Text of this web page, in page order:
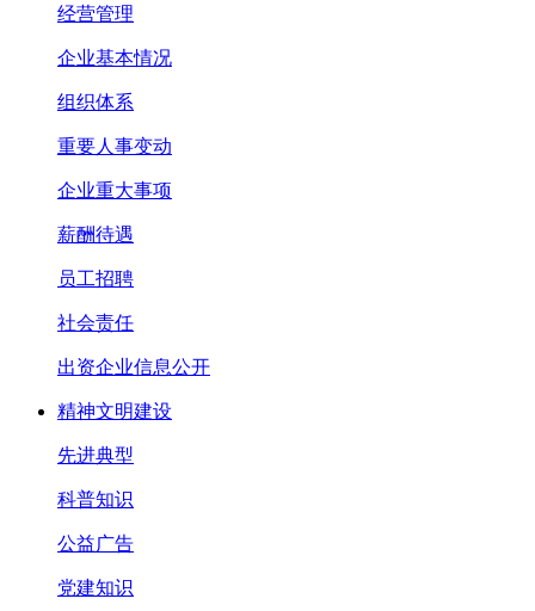
经营管理
企业基本情况
组织体系
重要人事变动
企业重大事项
薪酬待遇
员工招聘
社会责任
出资企业信息公开
精神文明建设
先进典型
科普知识
公益广告
党建知识